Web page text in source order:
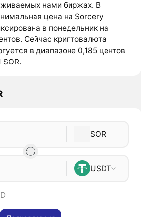
нами биржах. В
цена на Sorcery
в понедельник на
Сейчас криптовалюта
в диапазоне 0,185 центов
SOR.
SOR
USDT